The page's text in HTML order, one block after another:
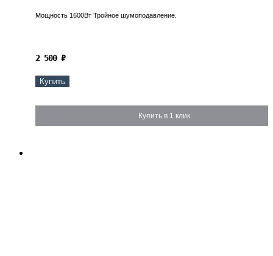
Мощность 1600Вт Тройное шумоподавление.
2 500 ₽
Купить
Купить в 1 клик